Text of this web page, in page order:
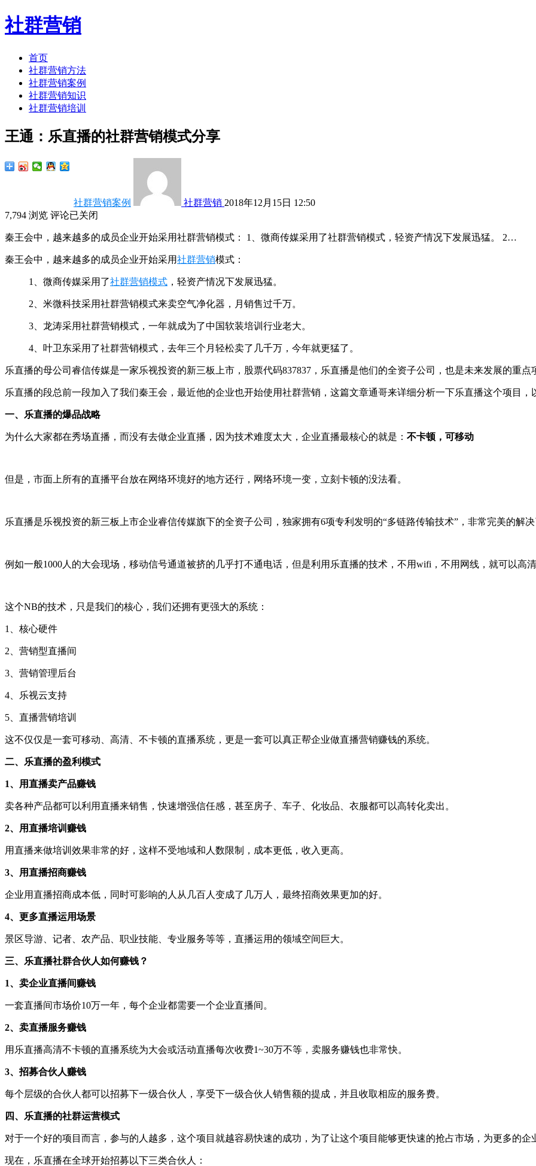
社群营销
首页
社群营销方法
社群营销案例
社群营销知识
社群营销培训
王通：乐直播的社群营销模式分享
社群营销案例 社群营销 2018年12月15日 12:50
7,794 浏览 评论已关闭
秦王会中，越来越多的成员企业开始采用社群营销模式： 1、微商传媒采用了社群营销模式，轻资产情况下发展迅猛。 2…
秦王会中，越来越多的成员企业开始采用社群营销模式：
1、微商传媒采用了社群营销模式 ，轻资产情况下发展迅猛。
2、米微科技采用社群营销模式来卖空气净化器，月销售过千万。
3、龙涛采用社群营销模式，一年就成为了中国软装培训行业老大。
4、叶卫东采用了社群营销模式，去年三个月轻松卖了几千万，今年就更猛了。
乐直播的母公司睿信传媒是一家乐视投资的新三板上市，股票代码837837，乐直播是他们的全资子公司，也是未来发展的重点
乐直播的段总前一段加入了我们秦王会，最近他的企业也开始使用社群营销，这篇文章通哥来详细分析一下乐直播这个项目，
一、乐直播的爆品战略
为什么大家都在秀场直播，而没有去做企业直播，因为技术难度太大，企业直播最核心的就是： 不卡顿，可移动
但是，市面上所有的直播平台放在网络环境好的地方还行，网络环境一变，立刻卡顿的没法看。
乐直播是乐视投资的新三板上市企业睿信传媒旗下的全资子公司，独家拥有6项专利发明的“多链路传输技术”，非常完美的解决
例如一般1000人的大会现场，移动信号通道被挤的几乎打不通电话，但是利用乐直播的技术，不用wifi，不用网线，就可以高清
这个NB的技术，只是我们的核心，我们还拥有更强大的系统：
1、核心硬件
2、营销型直播间
3、营销管理后台
4、乐视云支持
5、直播营销培训
这不仅仅是一套可移动、高清、不卡顿的直播系统，更是一套可以真正帮企业做直播营销赚钱的系统。
二、乐直播的盈利模式
1、用直播卖产品赚钱
卖各种产品都可以利用直播来销售，快速增强信任感，甚至房子、车子、化妆品、衣服都可以高转化卖出。
2、用直播培训赚钱
用直播来做培训效果非常的好，这样不受地域和人数限制，成本更低，收入更高。
3、用直播招商赚钱
企业用直播招商成本低，同时可影响的人从几百人变成了几万人，最终招商效果更加的好。
4、更多直播运用场景
景区导游、记者、农产品、职业技能、专业服务等等，直播运用的领域空间巨大。
三、乐直播社群合伙人如何赚钱？
1、卖企业直播间赚钱
一套直播间市场价10万一年，每个企业都需要一个企业直播间。
2、卖直播服务赚钱
用乐直播高清不卡顿的直播系统为大会或活动直播每次收费1~30万不等，卖服务赚钱也非常快。
3、招募合伙人赚钱
每个层级的合伙人都可以招募下一级合伙人，享受下一级合伙人销售额的提成，并且收取相应的服务费。
四、乐直播的社群运营模式
对于一个好的项目而言，参与的人越多，这个项目就越容易快速的成功，为了让这个项目能够更快速的抢占市场，为更多的企
现在，乐直播在全球开始招募以下三类合伙人：